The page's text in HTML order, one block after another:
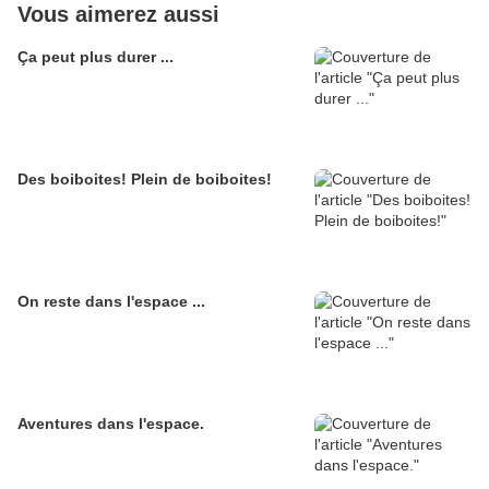
Vous aimerez aussi
Ça peut plus durer ...
Des boiboites! Plein de boiboites!
On reste dans l'espace ...
Aventures dans l'espace.